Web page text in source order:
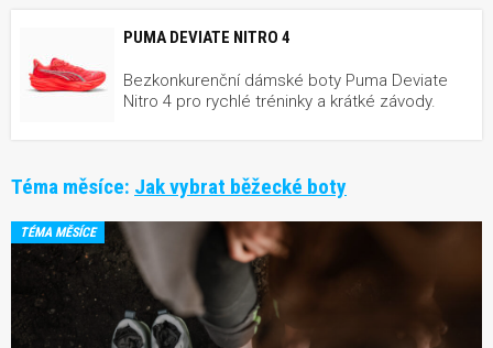
PUMA DEVIATE NITRO 4
Bezkonkurenční dámské boty Puma Deviate
Nitro 4 pro rychlé tréninky a krátké závody.
Téma měsíce: Jak vybrat běžecké boty
TÉMA MĚSÍCE